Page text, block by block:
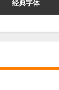
经典字体